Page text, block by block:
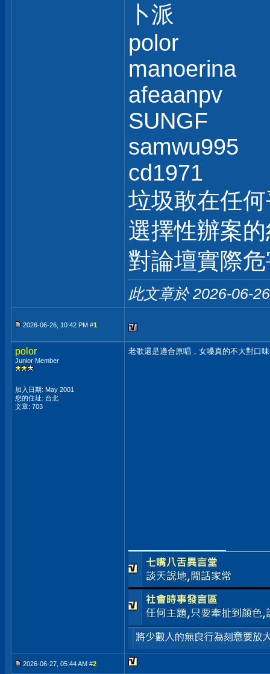
卜派
polor
manoerina
afeaanpv
SUNGF
samwu995
cd1971
垃圾敢在任
選擇性辦案
對論壇實際
此文章於 2026-06-
2026-06-26, 10:42 PM #1
polor
Junior Member
加入日期: May 2001
您的住址: 台北
文章: 703
老歌還是適合原唱，女嗓真的不大對口
2026-06-27, 05:44 AM #2